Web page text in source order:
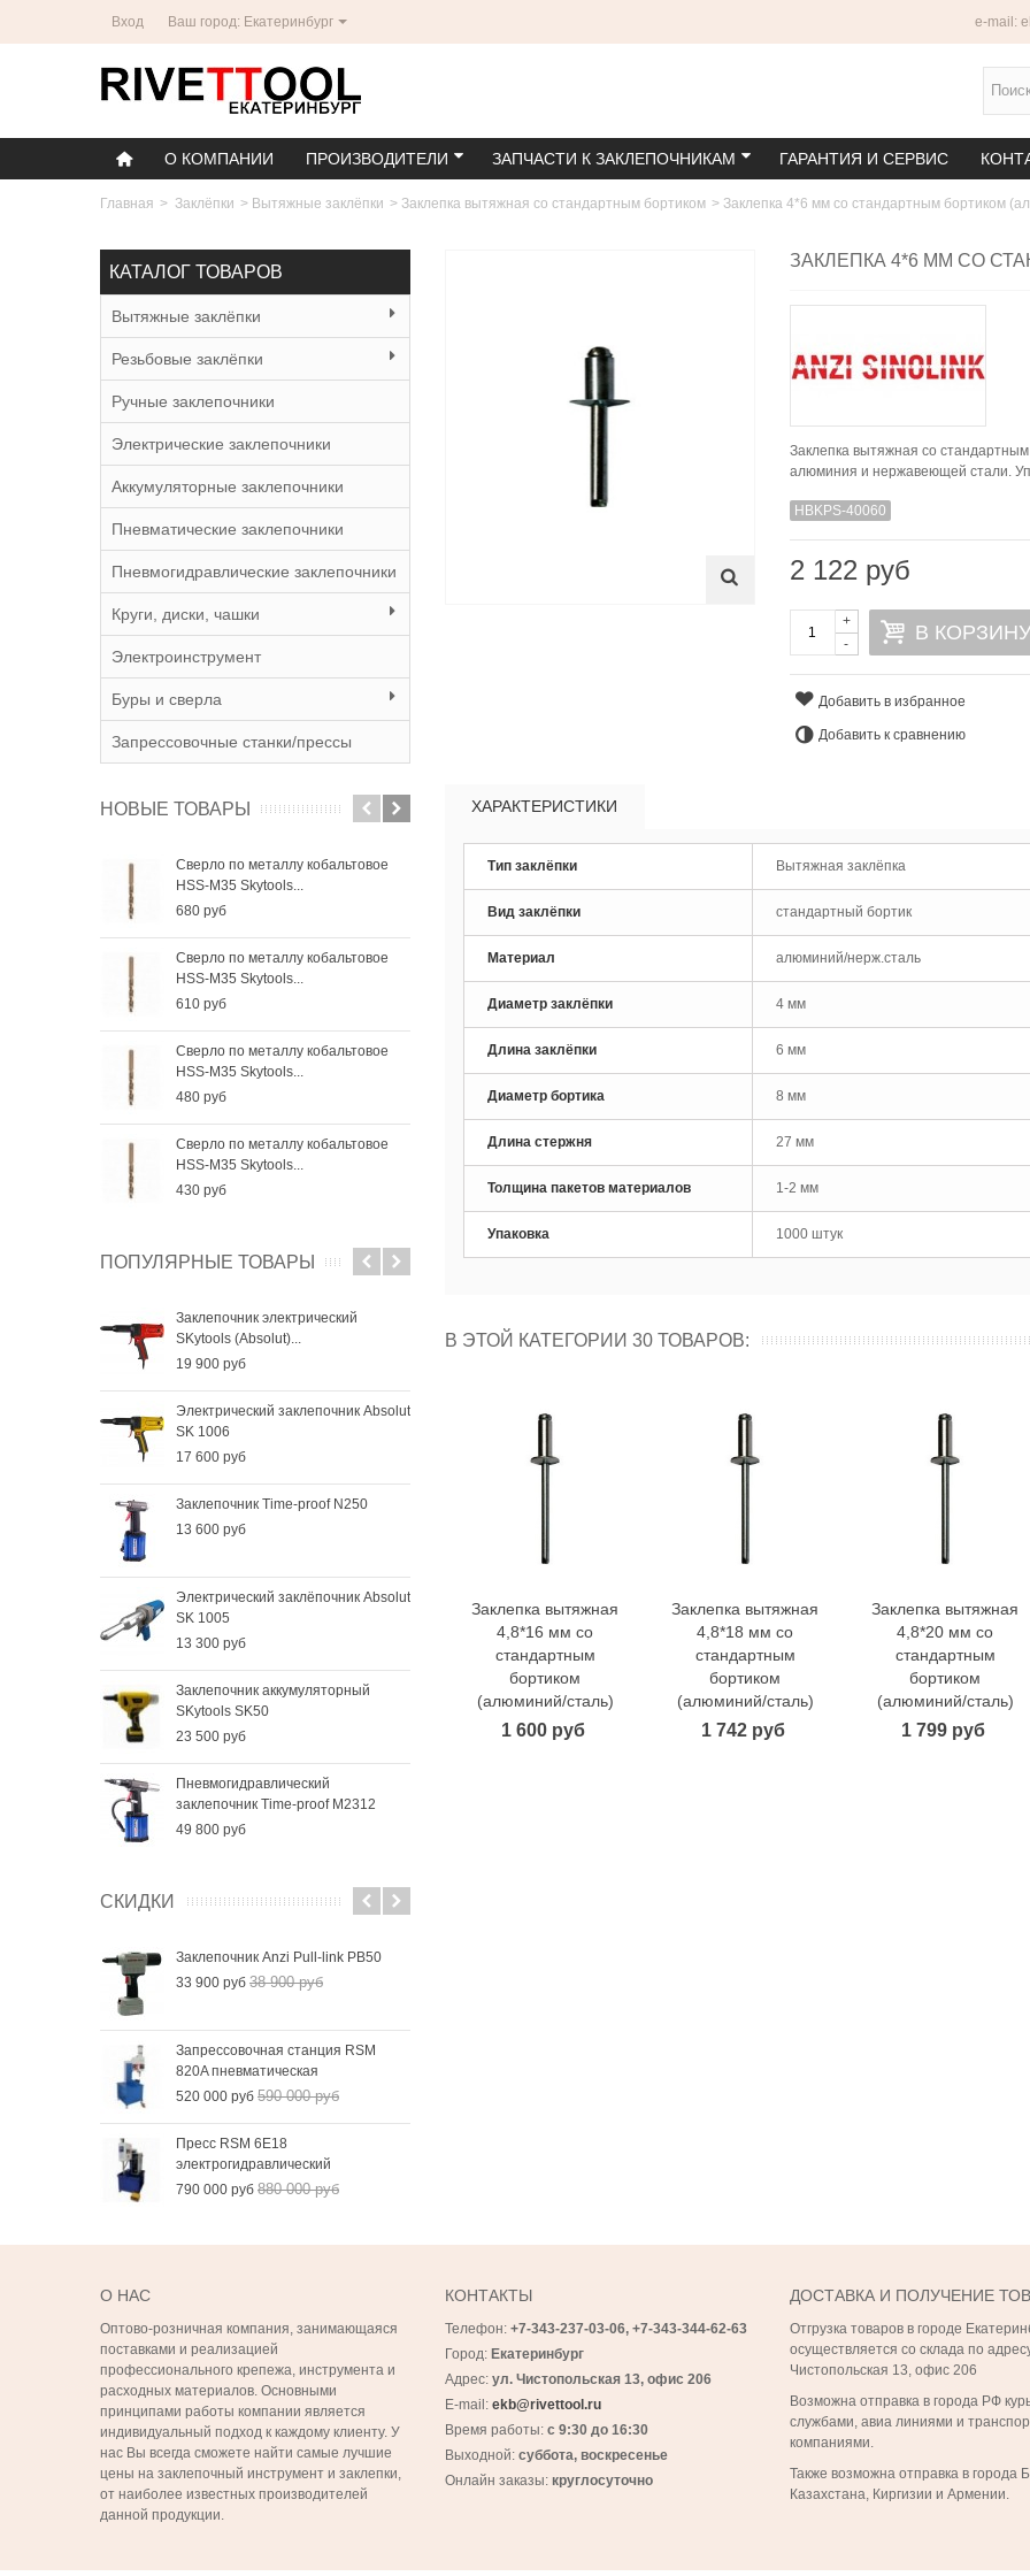
Вход Ваш город: Екатеринбург e-mail:
О КОМПАНИИ ПРОИЗВОДИТЕЛИ ЗАПЧАСТИ К ЗАКЛЕПОЧНИКАМ ГАРАНТИЯ И СЕРВИС
Главная > Заклёпки > Вытяжные заклёпки > Заклепка вытяжная со стандартным бортиком > Заклепка 4*6 мм со стандартным бортиком
КАТАЛОГ ТОВАРОВ
Вытяжные заклёпки
Резьбовые заклёпки
Ручные заклепочники
Электрические заклепочники
Аккумуляторные заклепочники
Пневматические заклепочники
Пневмогидравлические заклепочники
Круги, диски, чашки
Электроинструмент
Буры и сверла
Запрессовочные станки/прессы
НОВЫЕ ТОВАРЫ
Сверло по металлу кобальтовое
HSS-M35 Skytools...
680 руб
Сверло по металлу кобальтовое
HSS-M35 Skytools...
610 руб
Сверло по металлу кобальтовое
HSS-M35 Skytools...
480 руб
Сверло по металлу кобальтовое
HSS-M35 Skytools...
430 руб
Сверло по металлу кобальтовое
HSS-M35 Skytools...
410 руб
Сверло по металлу кобальтовое
HSS-M35 Skytools...
285 руб
Сверло по металлу кобальтовое
HSS-M35 Skytools...
256 руб
Сверло по металлу кобальтовое
HSS-M35 Skytools...
184 руб
ПОПУЛЯРНЫЕ ТОВАРЫ
Заклепочник электрический
SKytools (Absolut)...
19 900 руб
Электрический заклепочник Absolut
SK 1006
17 600 руб
Заклепочник Time-proof N250
13 600 руб
Электрический заклёпочник Absolut
SK 1005
13 300 руб
Заклепочник аккумуляторный
SKytools SK50
23 500 руб
Пневмогидравлический
заклепочник Time-proof M2312
49 800 руб
СКИДКИ
Заклепочник Anzi Pull-link PB50
33 900 руб 38 900 руб
Запрессовочная станция RSM
820A пневматическая
520 000 руб 590 000 руб
Пресс RSM 6Е18
электрогидравлический
790 000 руб 880 000 руб
ЗАКЛЕПКА 4*6 ММ СО
Заклепка вытяжная со
алюминия и нержавеющей стали.
HBKPS-40060
2 122 руб
-
+ В КОРЗИНУ
Добавить в избранное
Добавить к сравнению
ХАРАКТЕРИСТИКИ
Тип заклёпки Вытяжная заклёпка
Вид заклёпки стандартный бортик
Материал алюминий/нерж.сталь
Диаметр заклёпки 4 мм
Длина заклёпки 6 мм
Диаметр бортика 8 мм
Длина стержня 27 мм
Толщина пакетов материалов 1-2 мм
Упаковка 1000 штук
В ЭТОЙ КАТЕГОРИИ 30 ТОВАРОВ:
В корзину
Заклепка вытяжная
4,8*16 мм со
стандартным
бортиком
(алюминий/сталь)
1 600 руб
В корзину
Заклепка вытяжная
4,8*18 мм со
стандартным
бортиком
(алюминий/сталь)
1 742 руб
В корзину
Заклепка вытяжная
4,8*20 мм со
стандартным
бортиком
(алюминий/сталь)
1 799 руб
О НАС
Оптово-розничная компания, занимающаяся
поставками и реализацией
профессионального крепежа, инструмента и
расходных материалов. Основными
принципами работы компании является
индивидуальный подход к каждому клиенту. У
нас Вы всегда сможете найти самые лучшие
цены на заклепочный инструмент и заклепки,
от наиболее известных производителей
данной продукции.
КОНТАКТЫ
Телефон: +7-343-237-03-06, +7-343-344-62-63
Город: Екатеринбург
Адрес: ул. Чистопольская 13, офис 206
E-mail: ekb@rivettool.ru
Время работы: с 9:30 до 16:30
Выходной: суббота, воскресенье
Онлайн заказы: круглосуточно
ДОСТАВКА И ПОЛУЧЕНИЕ
Отгрузка товаров в городе
осуществляется со склада по
Чистопольская 13, офис 206
Возможна отправка в города РФ
службами, авиа линиями и
компаниями.
Также возможна отправка в города
Казахстана, Киргизии и Армении.